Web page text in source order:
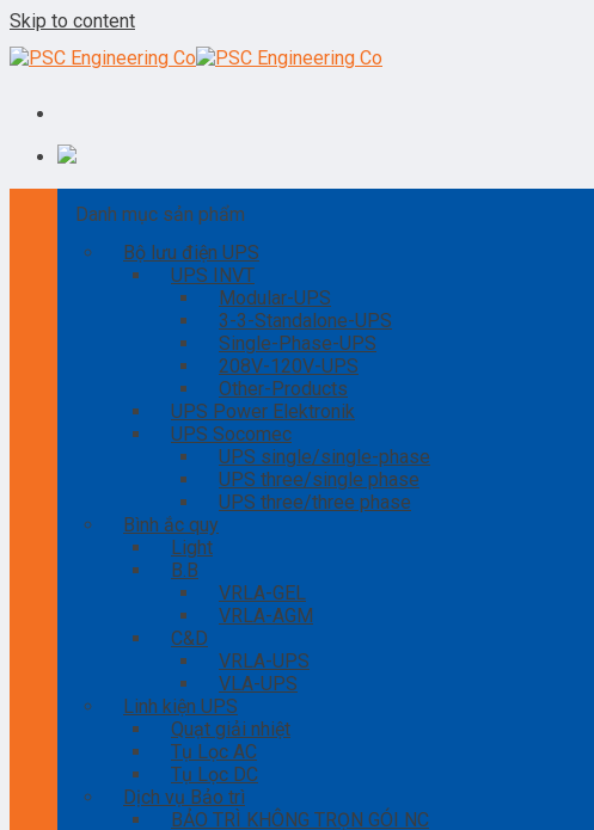
Skip to content
Danh mục sản phẩm
Bộ lưu điện UPS
UPS INVT
Modular-UPS
3-3-Standalone-UPS
Single-Phase-UPS
208V-120V-UPS
Other-Products
UPS Power Elektronik
UPS Socomec
UPS single/single-phase
UPS three/single phase
UPS three/three phase
Bình ắc quy
Light
B.B
VRLA-GEL
VRLA-AGM
C&D
VRLA-UPS
VLA-UPS
Linh kiện UPS
Quạt giải nhiệt
Tụ Lọc AC
Tụ Lọc DC
Dịch vụ Bảo trì
BẢO TRÌ KHÔNG TRỌN GÓI NC